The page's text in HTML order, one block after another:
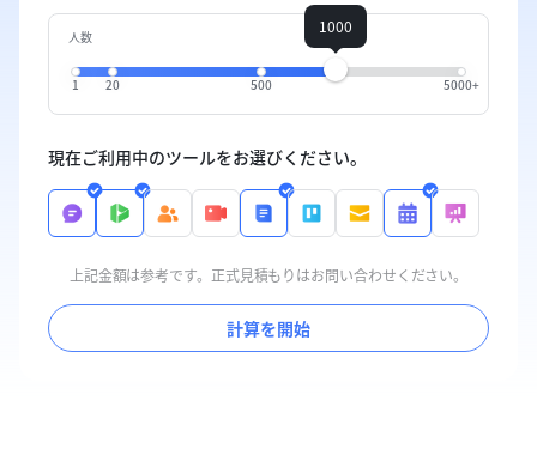
人数
1 20 500 5000+
1000
現在ご利用中のツールをお選びください。
上記金額は参考です。正式見積もりはお問い合わせください。
計算を開始